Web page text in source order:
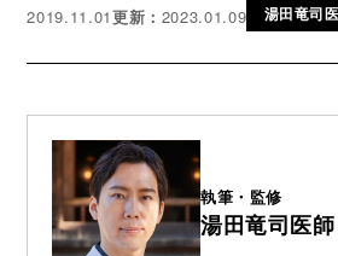
2019.11.01更新： 2023.01.09 湯田竜司
執筆・監修
湯田竜司医師